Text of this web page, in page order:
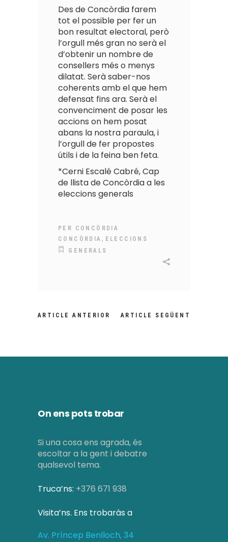
Des de Concòrdia farem
tot el possible per fer un
bon resultat electoral, però
l’orgull més gran no serà el
d’obtenir un nombre de
consellers més o menys
dilatat. Serà saber-nos
coherents amb el que hem
defensat fins ara. Serà el
convenciment de posar les
accions on hem posat
abans la nostra paraula, i
l’orgull de fer propostes
útils i de la feina ben feta.
*Cerni Escalé Cabré, Cap
de llista de Concòrdia a les
eleccions generals
PER CONCÒRDIA
CONCÒRDIA , ELECCIONS
GENERALS
ARTICLE ANTERIOR ARTICLE SEGÜENT
On ens pots trobar
Si una cosa ens agrada, és
escoltar a la gent i debatre
qualsevol tema.
Truca’ns: +376 671 938
Visita’ns. Ens trobaràs a
Av. Príncep Benlloch, 34